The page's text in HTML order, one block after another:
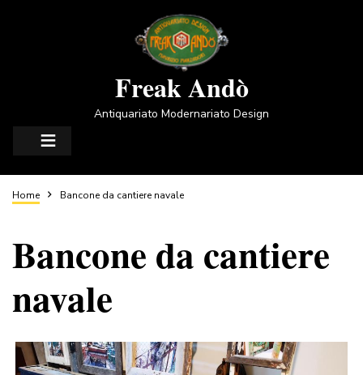
Freak Andò
Antiquariato Modernariato Design
Briciole
di
pane
Home Bancone da cantiere navale
Bancone da cantiere
navale